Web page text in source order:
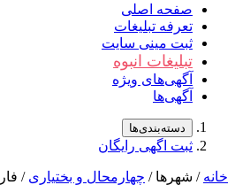
صفحه اصلی
تعرفه تبلیغات
ثبت مینی سایت
تبلیغات انبوه
آگهی‌های ویژه
آگهی‌ها
دسته‌بندی‌ها
ثبت اگهی رایگان
خانه / شهرها / چهارمحال و بختیاری /